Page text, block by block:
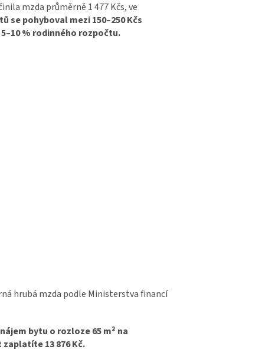
mzda průměrně 1 477 Kčs, ve
se pohyboval mezi 150–250 Kčs
% rodinného rozpočtu.
hrubá mzda podle Ministerstva financí
bytu o rozloze 65 m² na
13 876 Kč.